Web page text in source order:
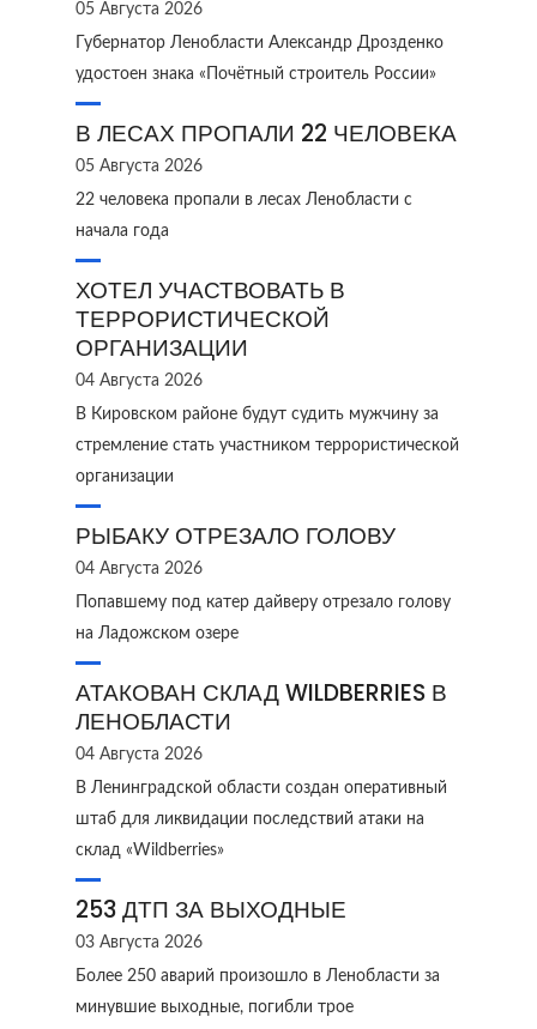
05 Августа 2026
Губернатор Ленобласти Александр Дрозденко
удостоен знака «Почётный строитель России»
В ЛЕСАХ ПРОПАЛИ 22 ЧЕЛОВЕКА
05 Августа 2026
22 человека пропали в лесах Ленобласти с
начала года
ХОТЕЛ УЧАСТВОВАТЬ В
ТЕРРОРИСТИЧЕСКОЙ
ОРГАНИЗАЦИИ
04 Августа 2026
В Кировском районе будут судить мужчину за
стремление стать участником террористической
организации
РЫБАКУ ОТРЕЗАЛО ГОЛОВУ
04 Августа 2026
Попавшему под катер дайверу отрезало голову
на Ладожском озере
АТАКОВАН СКЛАД WILDBERRIES В
ЛЕНОБЛАСТИ
04 Августа 2026
В Ленинградской области создан оперативный
штаб для ликвидации последствий атаки на
склад «Wildberries»
253 ДТП ЗА ВЫХОДНЫЕ
03 Августа 2026
Более 250 аварий произошло в Ленобласти за
минувшие выходные, погибли трое